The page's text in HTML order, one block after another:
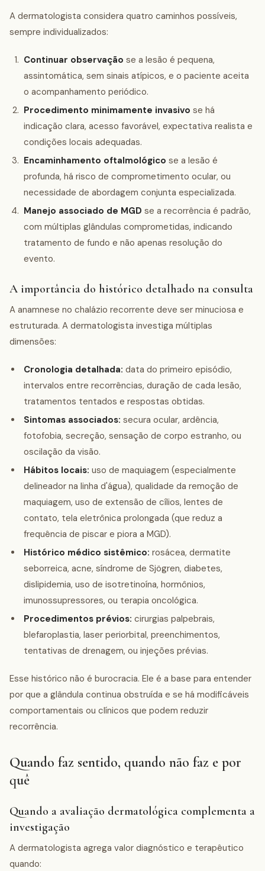
A dermatologista considera quatro caminhos possíveis,
sempre individualizados:
Continuar observação se a lesão é pequena,
assintomática, sem sinais atípicos, e o paciente aceita
o acompanhamento periódico.
Procedimento minimamente invasivo se há
indicação clara, acesso favorável, expectativa realista e
condições locais adequadas.
Encaminhamento oftalmológico se a lesão é
profunda, há risco de comprometimento ocular, ou
necessidade de abordagem conjunta especializada.
Manejo associado de MGD se a recorrência é padrão,
com múltiplas glândulas comprometidas, indicando
tratamento de fundo e não apenas resolução do
evento.
A importância do histórico detalhado na consulta
A anamnese no chalázio recorrente deve ser minuciosa e
estruturada. A dermatologista investiga múltiplas
dimensões:
Cronologia detalhada: data do primeiro episódio,
intervalos entre recorrências, duração de cada lesão,
tratamentos tentados e respostas obtidas.
Sintomas associados: secura ocular, ardência,
fotofobia, secreção, sensação de corpo estranho, ou
oscilação da visão.
Hábitos locais: uso de maquiagem (especialmente
delineador na linha d'água), qualidade da remoção de
maquiagem, uso de extensão de cílios, lentes de
contato, tela eletrônica prolongada (que reduz a
frequência de piscar e piora a MGD).
Histórico médico sistêmico: rosácea, dermatite
seborreica, acne, síndrome de Sjögren, diabetes,
dislipidemia, uso de isotretinoína, hormônios,
imunossupressores, ou terapia oncológica.
Procedimentos prévios: cirurgias palpebrais,
blefaroplastia, laser periorbital, preenchimentos,
tentativas de drenagem, ou injeções prévias.
Esse histórico não é burocracia. Ele é a base para entender
por que a glândula continua obstruída e se há modificáveis
comportamentais ou clínicos que podem reduzir
recorrência.
Quando faz sentido, quando não faz e por
quê
Quando a avaliação dermatológica complementa a
investigação
A dermatologista agrega valor diagnóstico e terapêutico
quando: